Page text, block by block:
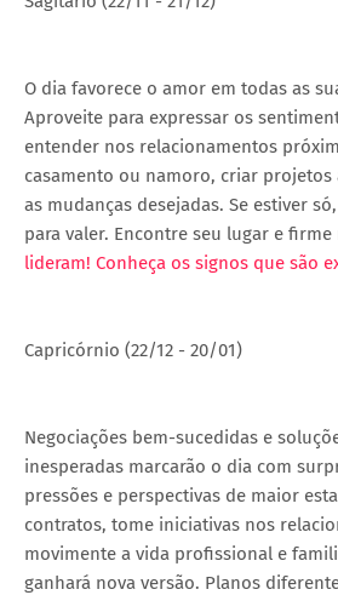
O dia favorece o amor em todas as
Aproveite para expressar os
entender nos relacionamentos
casamento ou namoro, criar projetos
as mudanças desejadas. Se estiver
para valer. Encontre seu lugar e firme
lideram! Conheça os signos que são
Capricórnio (22/12 - 20/01)
Negociações bem-sucedidas e
inesperadas marcarão o dia com
pressões e perspectivas de maior
contratos, tome iniciativas nos
movimente a vida profissional e
ganhará nova versão. Planos